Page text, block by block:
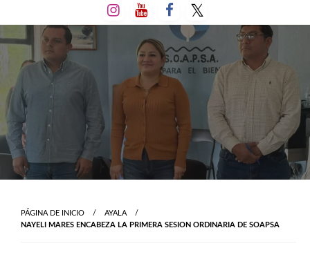
al
contenido
PÁGINA DE INICIO
AYALA
NAYELI MARES ENCABEZA LA PRIMERA SESION ORDINARIA DE SOAPSA